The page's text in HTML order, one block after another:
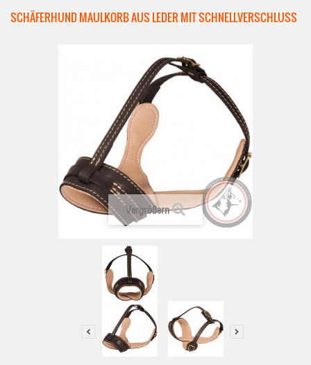
SCHÄFERHUND MAULKORB AUS LEDER MIT SCHNELLVERSCHLUSS
Vergrößern